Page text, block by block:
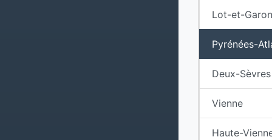
Lot-et-
Pyrénées-
Deux-Sèvres
Vienne
Haute-